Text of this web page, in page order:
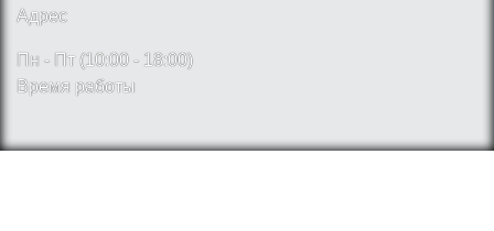
Адрес
Пн - Пт (10:00 - 18:00)
Время работы